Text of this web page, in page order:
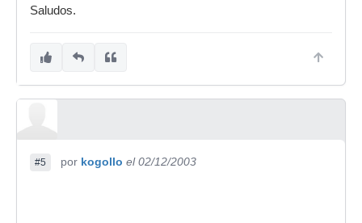
Saludos.
#5 por kogollo el 02/12/2003